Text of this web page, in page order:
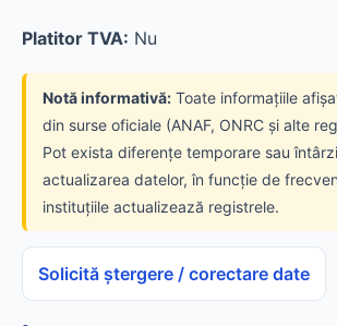
Platitor TVA: Nu
Notă informativă: Toate informațiile
din surse oficiale (ANAF, ONRC și alte
Pot exista diferențe temporare sau
actualizarea datelor, în funcție de
instituțiile actualizează registrele.
Solicită ștergere / corectare date